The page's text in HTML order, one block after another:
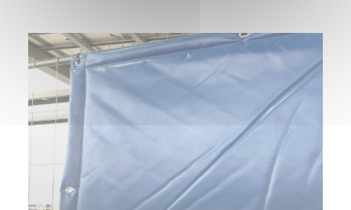
améliorer l’acoustique au sein d’un espace (norme
de référence : EN ISO 11654)